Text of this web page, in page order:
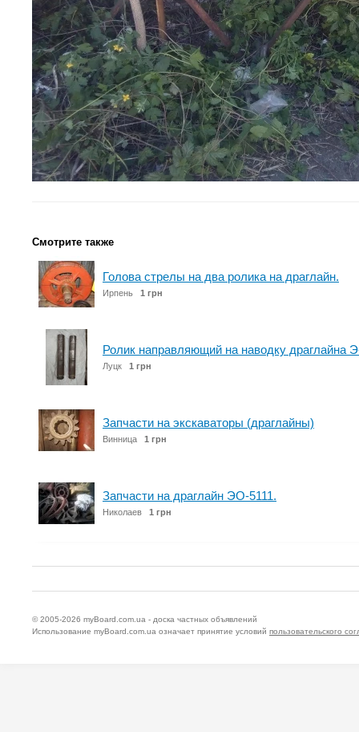
Смотрите также
Голова стрелы на два ролика на драглайн.
Ирпень 1 грн
Ролик направляющий на наводку драглайна
Луцк 1 грн
Запчасти на экскаваторы (драглайны)
Винница 1 грн
Запчасти на драглайн ЭО-5111.
Николаев 1 грн
© 2005-2026 myBoard.com.ua - доска частных объявлений
Использование myBoard.com.ua означает принятие условий пользовательского